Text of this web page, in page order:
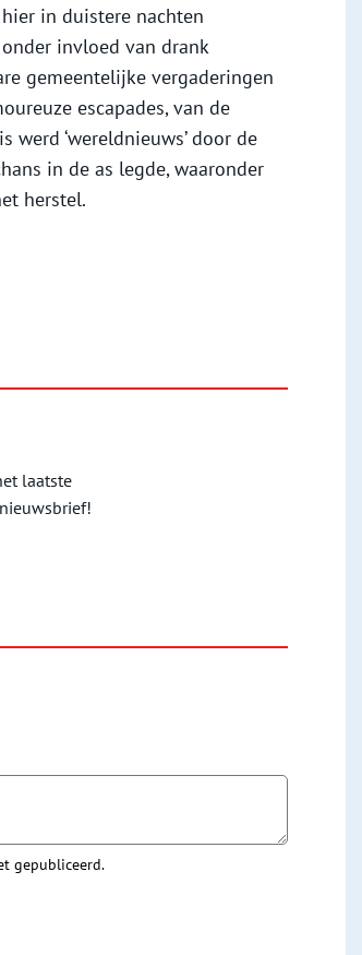
in duistere nachten
invloed van drank
gemeentelijke vergaderingen
escapades, van de
werd ‘wereldnieuws’ door de
in de as legde, waaronder
herstel.
laatste
gepubliceerd.